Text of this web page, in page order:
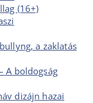
(16+)
a zaklatás
A boldogság
dizájn hazai